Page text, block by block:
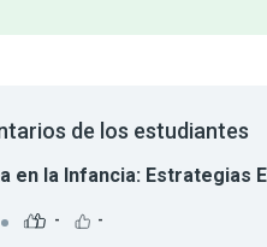
de los estudiantes
en la Infancia: Estrategias
- -